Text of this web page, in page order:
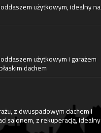
użytkowym, idealny na
użytkowym i garażem
dachem
z dwuspadowym dachem i
salonem, z rekuperacją, idealny